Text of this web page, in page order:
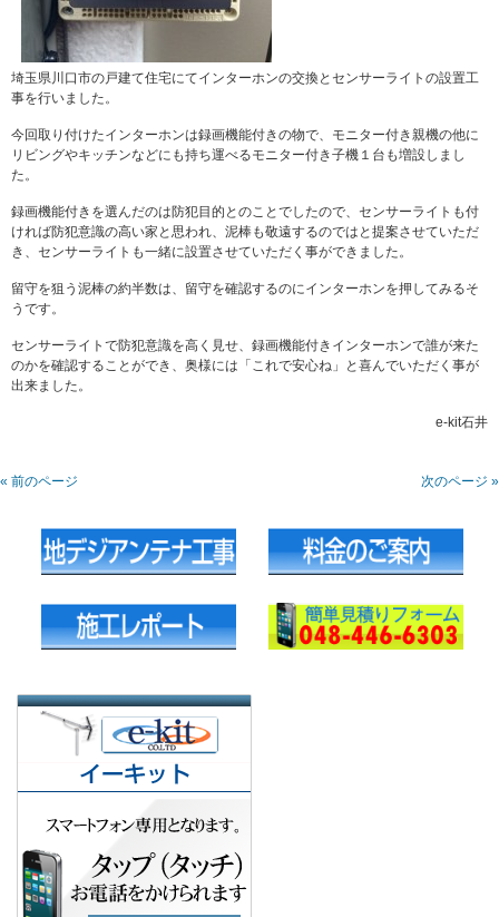
埼玉県川口市の戸建て住宅にてインターホンの交換とセンサーライトの設置工
事を行いました。
今回取り付けたインターホンは録画機能付きの物で、モニター付き親機の他に
リビングやキッチンなどにも持ち運べるモニター付き子機１台も増設しまし
た。
録画機能付きを選んだのは防犯目的とのことでしたので、センサーライトも付
ければ防犯意識の高い家と思われ、泥棒も敬遠するのではと提案させていただ
き、センサーライトも一緒に設置させていただく事ができました。
留守を狙う泥棒の約半数は、留守を確認するのにインターホンを押してみるそ
うです。
センサーライトで防犯意識を高く見せ、録画機能付きインターホンで誰が来た
のかを確認することができ、奥様には「これで安心ね」と喜んでいただく事が
出来ました。
e-kit石井
« 前のページ 次のページ »